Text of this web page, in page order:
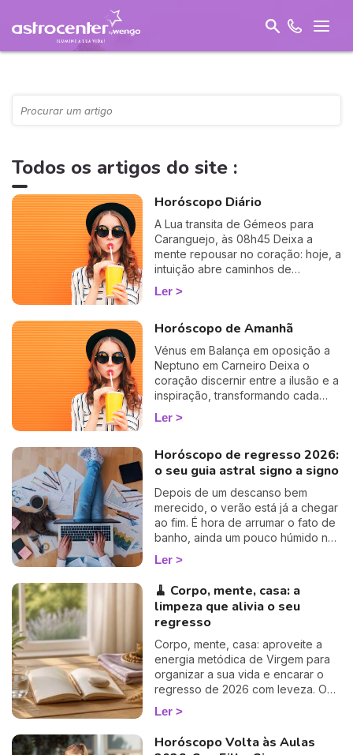
Todos os artigos do site :
Horóscopo Diário
A Lua transita de Gémeos para
Caranguejo, às 08h45 Deixa a
mente repousar no coração: hoje, a
intuição abre caminhos de
acolhimento, coragem emocional e
profunda ligação à alma.
Ler
Horóscopo de Amanhã
Vénus em Balança em oposição a
Neptuno em Carneiro Deixa o
coração discernir entre a ilusão e a
inspiração, transformando cada
sentimento numa ponte luminosa
para a alma.
Ler
Horóscopo de regresso 2026:
o seu guia astral signo a signo
Depois de um descanso bem
merecido, o verão está já a chegar
ao fim. É hora de arrumar o fato de
banho, ainda um pouco húmido no
fundo do armário, confesse 😏, e
de dizer adeus às sestas na rede
de descanso. O tumulto do
quotidiano regressa a galope:
trabalho, família, vida amorosa…
Mas respire fundo, não volta a
bordo sozinho(a)! Preparei-lhe o
seu roteiro astral, signo a signo,
para retomar o ritmo com
suavidade e, sobretudo, com um
Ler
🧹 Corpo, mente, casa: a
limpeza que alivia o seu
regresso
Corpo, mente, casa: aproveite a
energia metódica de Virgem para
organizar a sua vida e encarar o
regresso de 2026 com leveza. O
guia da Ema.
Ler
Horóscopo Volta às Aulas